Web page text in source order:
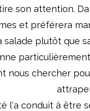
son attention.
et préférera
salade plutôt que
nous chercher
l'a conduit à être